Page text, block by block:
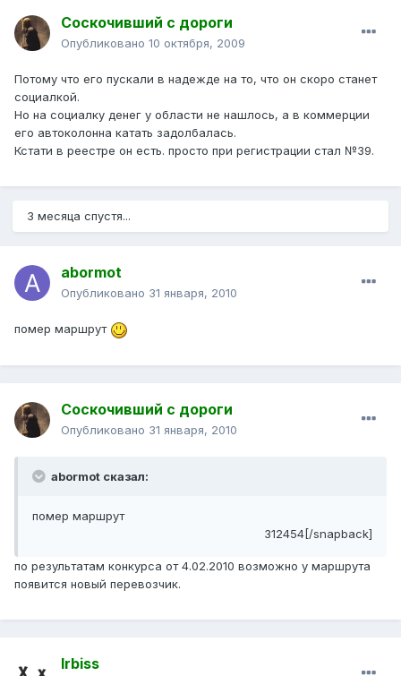
Соскочивший с дороги
Опубликовано 10 октября, 2009
Потому что его пускали в надежде на то, что он скоро станет
социалкой.
Но на социалку денег у области не нашлось, а в коммерции
его автоколонна катать задолбалась.
Кстати в реестре он есть. просто при регистрации стал №39.
3 месяца спустя...
abormot
Опубликовано 31 января, 2010
помер маршрут
Соскочивший с дороги
Опубликовано 31 января, 2010
abormot сказал:
помер маршрут
312454[/snapback]
по результатам конкурса от 4.02.2010 возможно у маршрута
появится новый перевозчик.
Irbiss